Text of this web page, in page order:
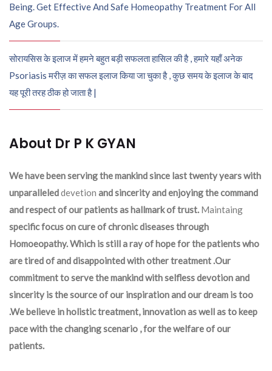
Being. Get Effective And Safe Homeopathy Treatment For All
Age Groups.
सोरायसिस के इलाज में हमने बहुत बड़ी सफलता हासिल की है , हमारे यहाँ अनेक
Psoriasis मरीज़ का सफल इलाज किया जा चुका है , कुछ समय के इलाज के बाद
यह पूरी तरह ठीक हो जाता है |
About Dr P K GYAN
We have been serving the mankind since last twenty years with
unparalleleddevetion and sincerity and enjoying the command
and respect of our patients as hallmark of trust. Maintaing
specific focus on cure of chronic diseases through
Homoeopathy. Which is still a ray of hope for the patients who
are tired of and disappointed with other treatment .Our
commitment to serve the mankind with selfless devotion and
sincerity is the source of our inspiration and our dream is too
.We believe in holistic treatment, innovation as well as to keep
pace with the changing scenario , for the welfare of our
patients.